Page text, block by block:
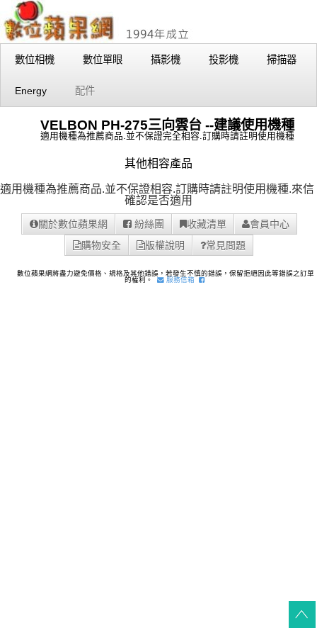
數位相機 數位單眼 攝影機 投影機 掃描器
Energy 配件
VELBON PH-275三向雲台 --建議使用機種
適用機種為推薦商品.並不保證完全相容.訂購時請註明使用機種
其他相容產品
適用機種為推薦商品.並不保證相容.訂購時請註明使用機種.來信
確認是否適用
關於數位蘋果網 紛絲團 收藏清單
會員中心
購物安全
版權說明 常見問題
數位蘋果網將盡力避免價格、規格及其他錯誤，若發生不慎的錯誤，保留拒絕因此等錯誤之訂單
的權利。
服務信箱